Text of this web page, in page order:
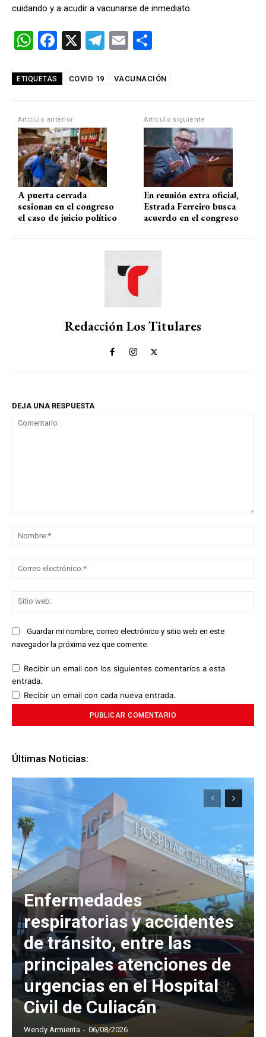
cuidando y a acudir a vacunarse de inmediato.
W
at
A
p
p
F
ce
o
o
k
X
T
m
E
ail m
ar
tir
ETIQUETAS COVID 19 VACUNACIÓN
Artículo anterior
A puerta cerrada
sesionan en el congreso
el caso de juicio político
Artículo siguiente
En reunión extra oficial,
Estrada Ferreiro busca
acuerdo en el congreso
Redacción Los Titulares
DEJA UNA RESPUESTA
Guardar mi nombre, correo electrónico y sitio web en este
navegador la próxima vez que comente.
Recibir un email con los siguientes comentarios a esta
entrada.
Recibir un email con cada nueva entrada.
Últimas Noticias:
Enfermedades
respiratorias y accidentes
de tránsito, entre las
principales atenciones de
urgencias en el Hospital
Civil de Culiacán
Wendy Armienta - 06/08/2026